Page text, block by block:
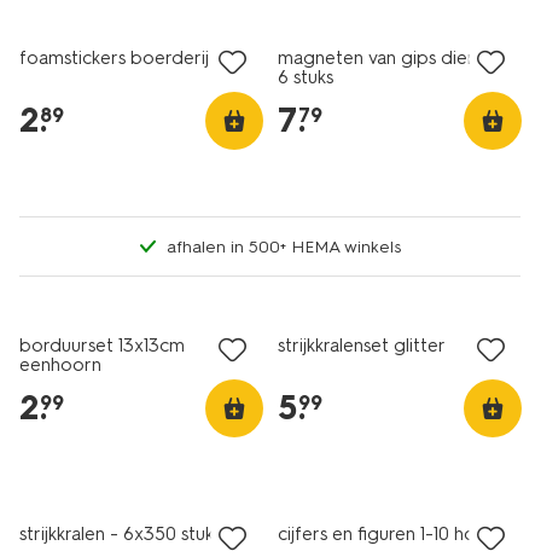
foamstickers boerderij
2.
89
magneten van gips dieren -
6 stuks
7.
79
afhalen in 500+ HEMA winkels
borduurset 13x13cm
eenhoorn
2.
99
strijkkralenset glitter
5.
99
strijkkralen - 6x350 stuks cijfers en figuren 1-10 hout